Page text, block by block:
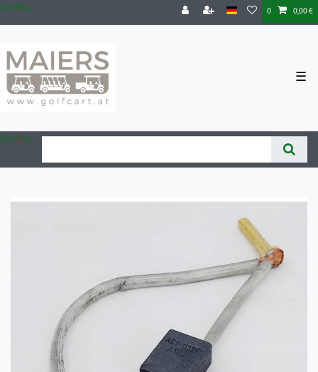
Zum Blog 0 0,00 €
☰
Zum Blog